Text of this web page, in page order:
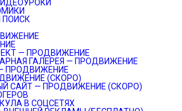
ПОИСК
— ПРОДВИЖЕНИЕ
ГАЛЕРЕЯ — ПРОДВИЖЕНИЕ
— ПРОДВИЖЕНИЕ
(СКОРО)
САЙТ — ПРОДВИЖЕНИЕ (СКОРО)
В СОЦСЕТЯХ